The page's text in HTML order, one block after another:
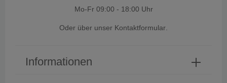
Mo-Fr 09:00 - 18:00 Uhr
Oder über unser Kontaktformular
Informationen